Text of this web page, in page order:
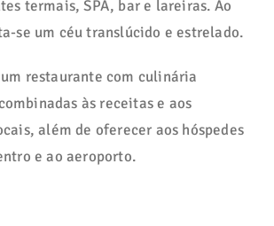
termais, SPA, bar e lareiras. Ao
se um céu translúcido e estrelado.
restaurante com culinária
às receitas e aos
além de oferecer aos hóspedes
e ao aeroporto.